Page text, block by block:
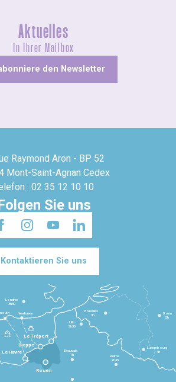
Aktuelles
In Ihrer Mailbox
den Newsletter
Raymond Aron - BP 52
Mont-Saint-Agnan Cedex
: 02 35 12 10 10
Sie uns
Kontaktieren Sie uns
Le Havre
Dieppe
Le Tréport
Beauvais
1h
Reims
2h45
Lille
2h30
Bruxelles
3h
Londres
3h30
Newhaven
Bonn
5h
Luxembourg
4h
Rouen